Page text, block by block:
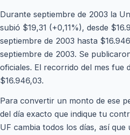
Durante septiembre de 2003 la
subió $19,31 (+0,11%), desde
septiembre de 2003 hasta
septiembre de 2003. Se
oficiales. El recorrido del mes fue
$16.946,03.
Para convertir un monto de ese
del día exacto que indique tu
UF cambia todos los días, así que